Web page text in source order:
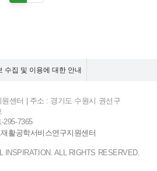
수집 및 이용에 대한 안내
센터 | 주소 : 경기도 수원시 권선구
295-7365
활공학서비스연구지원센터
ALL RIGHTS RESERVED.